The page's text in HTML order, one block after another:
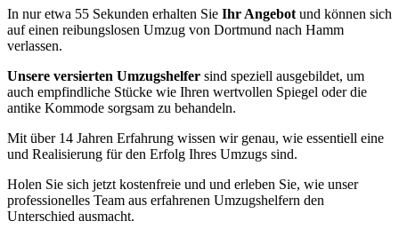
In nur etwa 55 Sekunden erhalten Sie Ihr Angebot und können sich
auf einen reibungslosen Umzug von Dortmund nach Hamm
verlassen.
Unsere versierten Umzugshelfer sind speziell ausgebildet, um
auch empfindliche Stücke wie Ihren wertvollen Spiegel oder die
antike Kommode sorgsam zu behandeln.
Mit über 14 Jahren Erfahrung wissen wir genau, wie essentiell eine
und Realisierung für den Erfolg Ihres Umzugs sind.
Holen Sie sich jetzt kostenfreie und und erleben Sie, wie unser
professionelles Team aus erfahrenen Umzugshelfern den
Unterschied ausmacht.